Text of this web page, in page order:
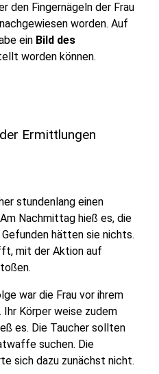
den Fingernägeln der Frau
nachgewiesen worden. Auf
ein Bild des
worden können.
Ermittlungen
stundenlang einen
Nachmittag hieß es, die
hätten sie nichts.
mit der Aktion auf
war die Frau vor ihrem
Ihr Körper weise zudem
es. Die Taucher sollten
suchen. Die
sich dazu zunächst nicht.